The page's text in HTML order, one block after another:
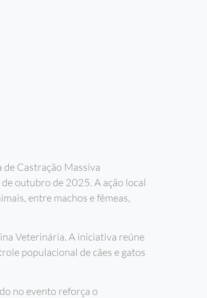
Castração Massiva
outubro de 2025. A ação local
entre machos e fêmeas,
Veterinária. A iniciativa reúne
populacional de cães e gatos
no evento reforça o